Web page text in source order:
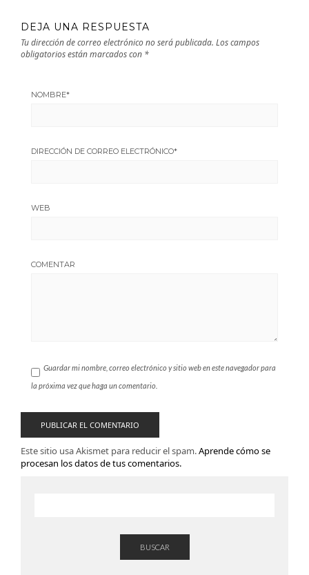
DEJA UNA RESPUESTA
Tu dirección de correo electrónico no será publicada. Los campos
obligatorios están marcados con *
NOMBRE*
DIRECCIÓN DE CORREO ELECTRÓNICO*
WEB
COMENTAR
Guardar mi nombre, correo electrónico y sitio web en este navegador para
la próxima vez que haga un comentario.
Este sitio usa Akismet para reducir el spam.Aprende cómo se
procesan los datos de tus comentarios.
BUSCAR